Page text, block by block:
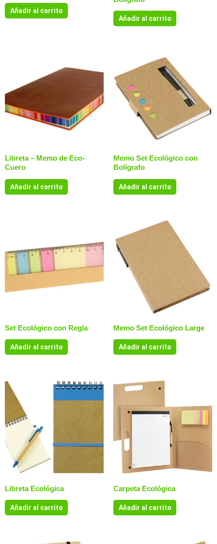
Añadir al carrito
Añadir al carrito
Libreta – Memo de Eco-
Cuero
Añadir al carrito
Memo Set Ecológico con
Bolígrafo
Añadir al carrito
Set Ecológico con Regla
Añadir al carrito
Memo Set Ecológico Large
Añadir al carrito
Libreta Ecológica
Añadir al carrito
Carpeta Ecológica
Añadir al carrito